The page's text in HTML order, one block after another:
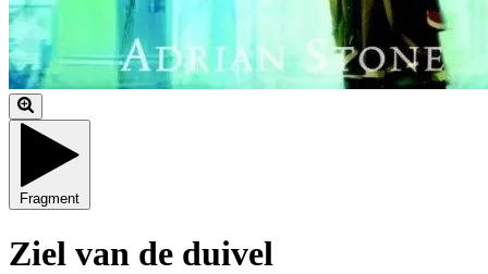
Fragment
Ziel van de duivel